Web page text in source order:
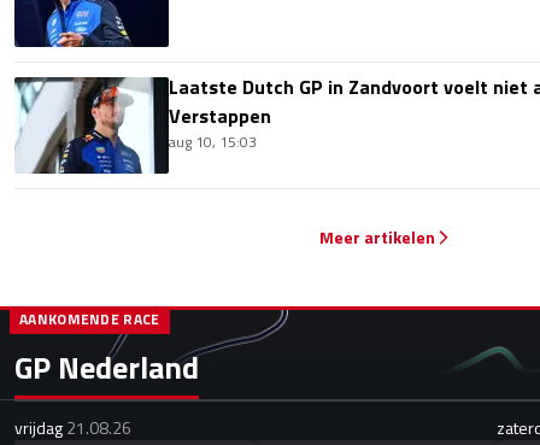
Laatste Dutch GP in Zandvoort voelt niet
Verstappen
aug 10, 15:03
Meer artikelen
GP Nederland
AANKOMENDE RACE
vrijdag21.08.26